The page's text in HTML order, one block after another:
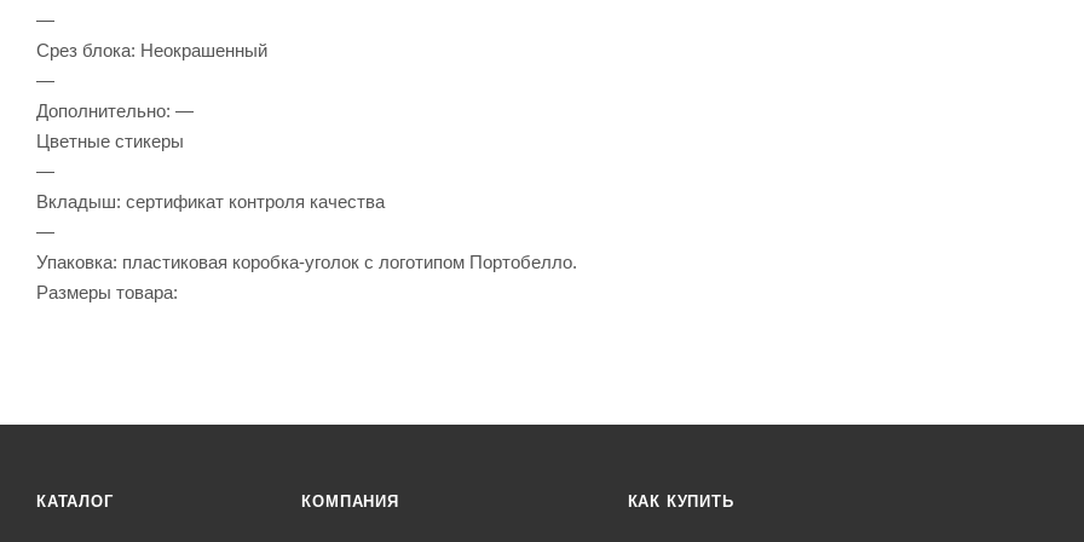
—
Срез блока: Неокрашенный
—
Дополнительно: —
Цветные стикеры
—
Вкладыш: сертификат контроля качества
—
Упаковка: пластиковая коробка-уголок с логотипом Портобелло.
Размеры товара:
КАТАЛОГ КОМПАНИЯ КАК КУПИТЬ